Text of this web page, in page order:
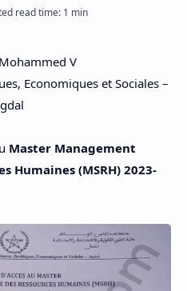
V
Economiques et Sociales –
Master Management
Humaines (MSRH) 2023-